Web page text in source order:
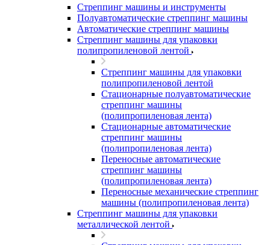
Стреппинг машины и инструменты
Полуавтоматические стреппинг машины
Автоматические стреппинг машины
Стреппинг машины для упаковки
полипропиленовой лентой
Стреппинг машины для упаковки
полипропиленовой лентой
Стационарные полуавтоматические
стреппинг машины
(полипропиленовая лента)
Стационарные автоматические
стреппинг машины
(полипропиленовая лента)
Переносные автоматические
стреппинг машины
(полипропиленовая лента)
Переносные механические стреппинг
машины (полипропиленовая лента)
Стреппинг машины для упаковки
металлической лентой